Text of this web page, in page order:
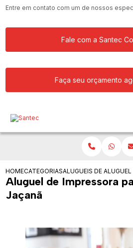
Entre em contato com um de nossos
Fale com a Santec
Faça seu orçamento
HOMECATEGORIASALUGUEIS DE
Aluguel de Impressora
Jaçanã